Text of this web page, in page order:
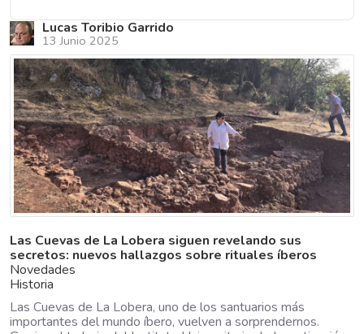
Lucas Toribio Garrido
13 Junio 2025
Las Cuevas de La Lobera siguen revelando sus
secretos: nuevos hallazgos sobre rituales íberos
Novedades
Historia
Las Cuevas de La Lobera, uno de los santuarios más
importantes del mundo íbero, vuelven a sorprendernos.